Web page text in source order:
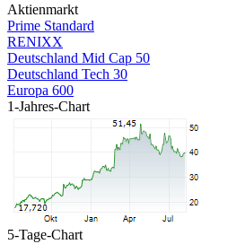
Aktienmarkt
Prime Standard
RENIXX
Deutschland Mid Cap 50
Deutschland Tech 30
Europa 600
1-Jahres-Chart
5-Tage-Chart